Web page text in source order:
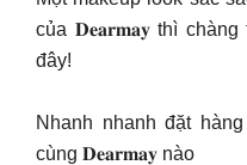
của 𝐃𝐞𝐚𝐫𝐦𝐚𝐲 thì
đây!
Nhanh nhanh đặt
cùng 𝐃𝐞𝐚𝐫𝐦𝐚𝐲 nào